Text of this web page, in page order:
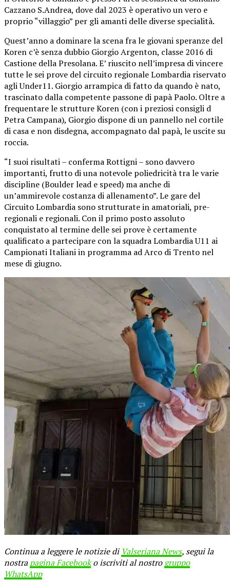
Cazzano S.Andrea, dove dal 2023 è operativo un vero e
proprio “villaggio” per gli amanti delle diverse specialità.
Quest’anno a dominare la scena fra le giovani speranze del
Koren c’è senza dubbio Giorgio Argenton, classe 2016 di
Castione della Presolana. E’ riuscito nell’impresa di vincere
tutte le sei prove del circuito regionale Lombardia riservato
agli Under11. Giorgio arrampica di fatto da quando è nato,
trascinato dalla competente passone di papà Paolo. Oltre a
frequentare le strutture Koren (con i preziosi consigli d
Petra Campana), Giorgio dispone di un pannello nel cortile
di casa e non disdegna, accompagnato dal papà, le uscite su
roccia.
“I suoi risultati – conferma Rottigni – sono davvero
importanti, frutto di una notevole poliedricità tra le varie
discipline (Boulder lead e speed) ma anche di
un’ammirevole costanza di allenamento”. Le gare del
Circuito Lombardia sono strutturate in amatoriali, pre-
regionali e regionali. Con il primo posto assoluto
conquistato al termine delle sei prove è certamente
qualificato a partecipare con la squadra Lombardia U11 ai
Campionati Italiani in programma ad Arco di Trento nel
mese di giugno.
Continua a leggere le notizie di Valseriana News, segui la
nostrapagina Facebooko iscriviti al nostrogruppo
WhatsApp